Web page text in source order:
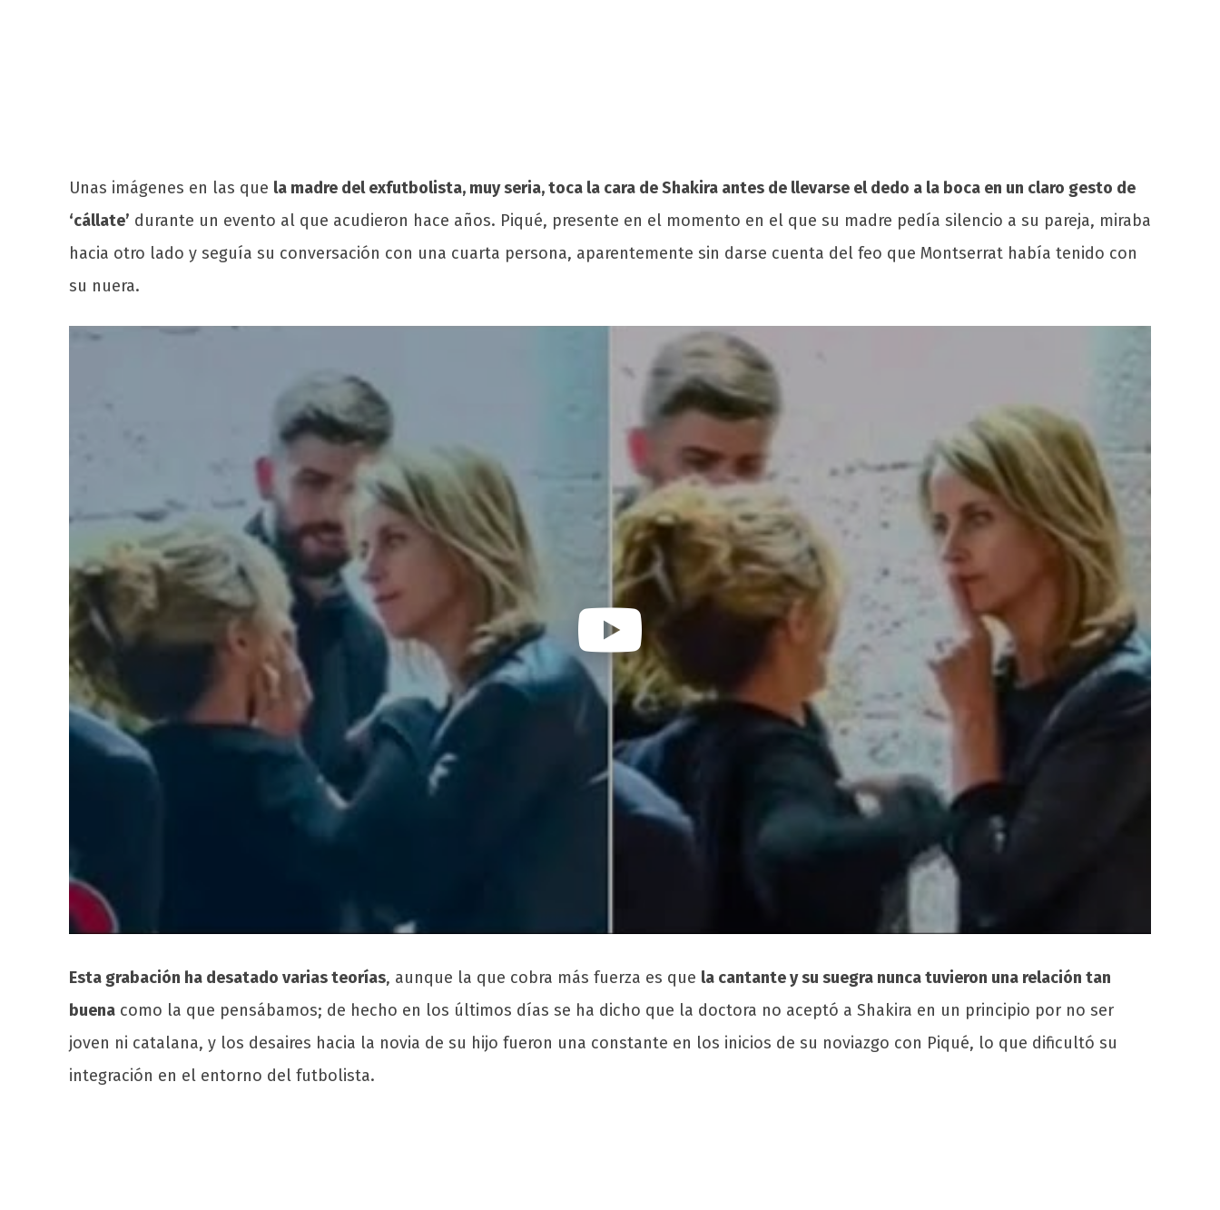
Unas imágenes en las que la madre del exfutbolista, muy seria, toca la cara de Shakira antes de llevarse el dedo a la boca en un claro gesto de
‘cállate’ durante un evento al que acudieron hace años. Piqué, presente en el momento en el que su madre pedía silencio a su pareja, miraba
hacia otro lado y seguía su conversación con una cuarta persona, aparentemente sin darse cuenta del feo que Montserrat había tenido con
su nuera.
Esta grabación ha desatado varias teorías, aunque la que cobra más fuerza es que la cantante y su suegra nunca tuvieron una relación tan
buena como la que pensábamos; de hecho en los últimos días se ha dicho que la doctora no aceptó a Shakira en un principio por no ser
joven ni catalana, y los desaires hacia la novia de su hijo fueron una constante en los inicios de su noviazgo con Piqué, lo que dificultó su
integración en el entorno del futbolista.